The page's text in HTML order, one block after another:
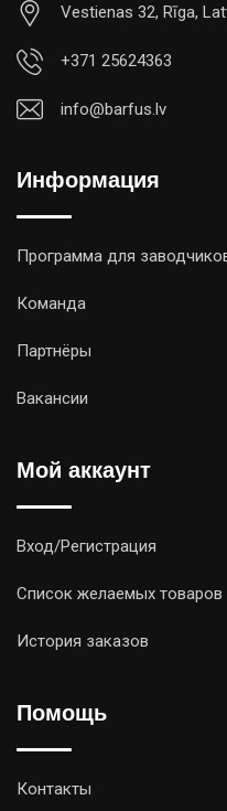
Vestienas 32, Rīga,
+371 25624363
info@barfus.lv
Информация
Программа для
Команда
Партнёры
Вакансии
Мой аккаунт
Вход/Регистрация
Список желаемых товаров
История заказов
Помощь
Контакты